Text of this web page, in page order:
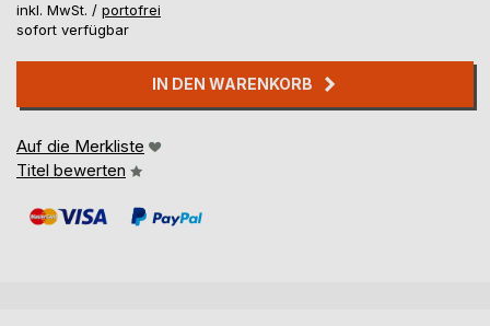
inkl. MwSt. / portofrei
sofort verfügbar
IN DEN WARENKORB
Auf die Merkliste
Titel bewerten